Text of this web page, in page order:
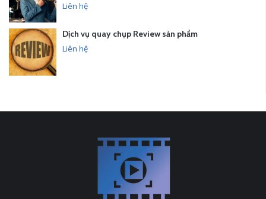
Liên hệ
Dịch vụ quay chụp Review sản phẩm
Liên hệ